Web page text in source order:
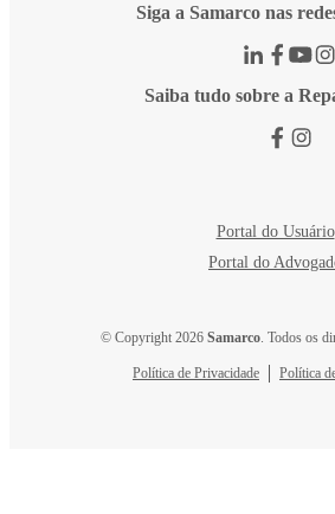
Siga a Samarco nas
Saiba tudo sobre a
Portal do Usuário
Portal do
© Copyright 2026 Samarco. Todos os
Política de Privacidade Política